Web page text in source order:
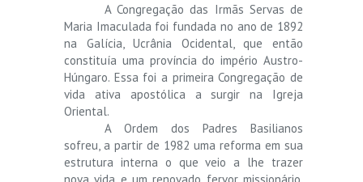
A Congregação das Irmãs Servas de
Maria Imaculada foi fundada no ano de 1892
na Galícia, Ucrânia Ocidental, que então
constituía uma província do império Austro-
Húngaro. Essa foi a primeira Congregação de
vida ativa apostólica a surgir na Igreja
Oriental.
A Ordem dos Padres Basilianos
sofreu, a partir de 1982 uma reforma em sua
estrutura interna o que veio a lhe trazer